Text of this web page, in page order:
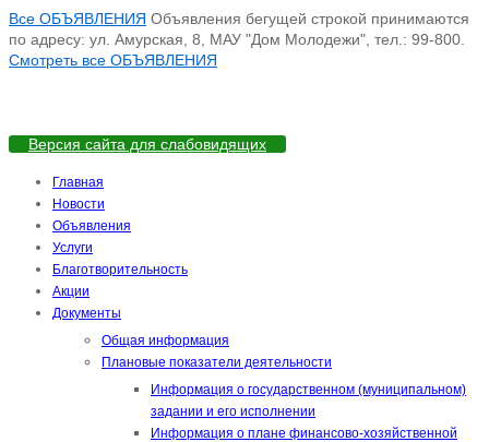
Все ОБЪЯВЛЕНИЯ Объявления бегущей строкой принимаются
по адресу: ул. Амурская, 8, МАУ "Дом Молодежи", тел.: 99-800.
Смотреть все ОБЪЯВЛЕНИЯ
Версия сайта для слабовидящих
Главная
Новости
Объявления
Услуги
Благотворительность
Акции
Документы
Общая информация
Плановые показатели деятельности
Информация о государственном (муниципальном)
задании и его исполнении
Информация о плане финансово-хозяйственной